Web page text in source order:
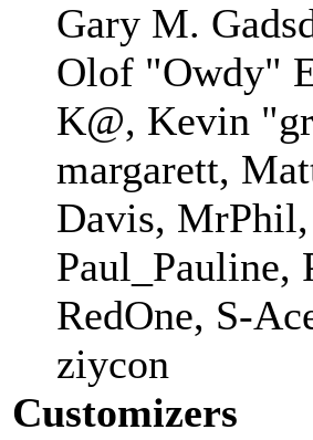
Gary M.
Olof "Owdy"
K@, Kevin
margarett,
Davis,
Paul_Pauline,
RedOne, S-
ziycon
Customizers